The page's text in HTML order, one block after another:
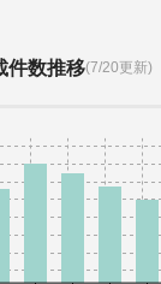
件数推移(7/20更新)